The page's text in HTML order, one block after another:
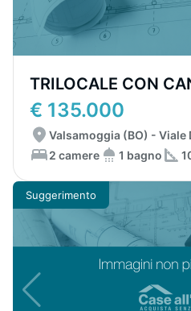
TRILOCALE CON
€ 135.000
Valsamoggia (BO) - Viale
2 camere
1 bagno
Suggerimento